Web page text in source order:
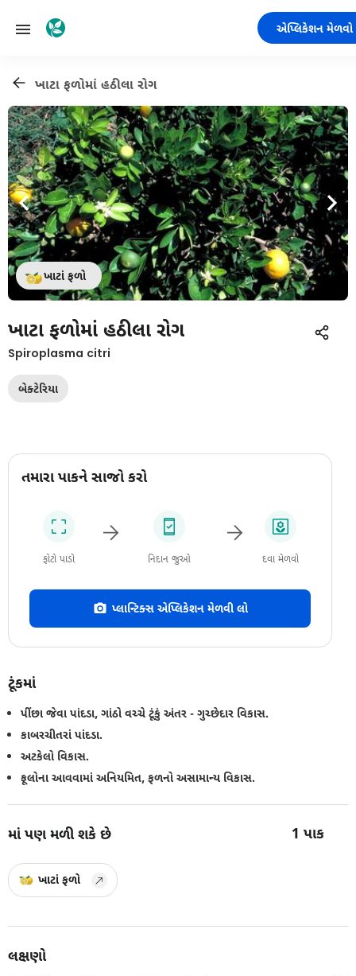
એપ્લિકેશન મેળવો
ખાટા ફળોમાં હઠીલા રોગ
ખાટાં ફળો
ખાટા ફળોમાં હઠીલા રોગ
Spiroplasma citri
બેક્ટેરિયા
તમારા પાકને સાજો કરો
ફોટો પાડો નિદાન જુઓ દવા મેળવો
પ્લાન્ટિક્સ એપ્લિકેશન મેળવી લો
ટૂંકમાં
પીંછા જેવા પાંદડા, ગાંઠો વચ્ચે ટૂંકું અંતર - ગુચ્છેદાર વિકાસ.
કાબરચીતરાં પાંદડા.
અટકેલો વિકાસ.
ફૂલોના આવવામાં અનિયમિત, ફળનો અસામાન્ય વિકાસ.
માં પણ મળી શકે છે 1 પાક
ખાટાં ફળો
લક્ષણો